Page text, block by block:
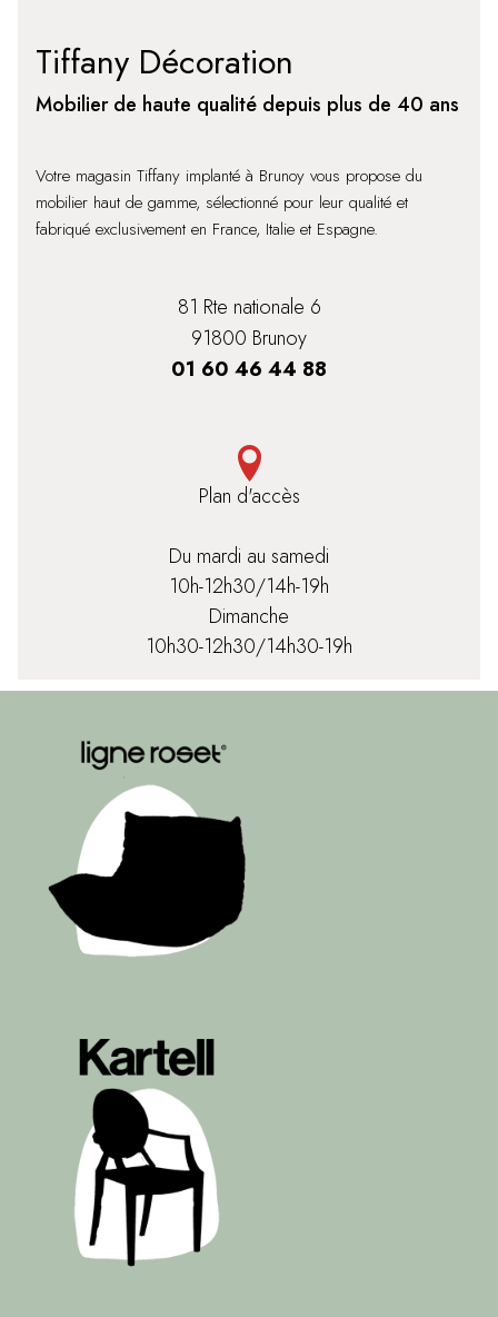
Tiffany Décoration
Mobilier de haute qualité depuis plus de 40 ans
Votre magasin Tiffany implanté à Brunoy vous propose du
mobilier haut de gamme, sélectionné pour leur qualité et
fabriqué exclusivement en France, Italie et Espagne.
81 Rte nationale 6
91800 Brunoy
01 60 46 44 88
Plan d'accès
Du mardi au samedi
10h-12h30/14h-19h
Dimanche
10h30-12h30/14h30-19h